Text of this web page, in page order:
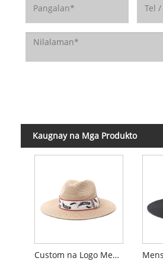
Kaugnay na Mga Produkto
Custom na Logo Mens Fedora Straw Hat